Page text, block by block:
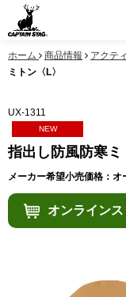
ホーム 商品情報 アクテ
ミトン〈L〉
UX-1311
NEW
指出し防風防寒ミ
メーカー希望小売価格：
オンライン